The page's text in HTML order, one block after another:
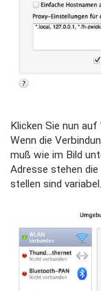
Klicken Sie nun auf
Wenn die
muß wie im Bild
Adresse stehen
stellen sind variabel.